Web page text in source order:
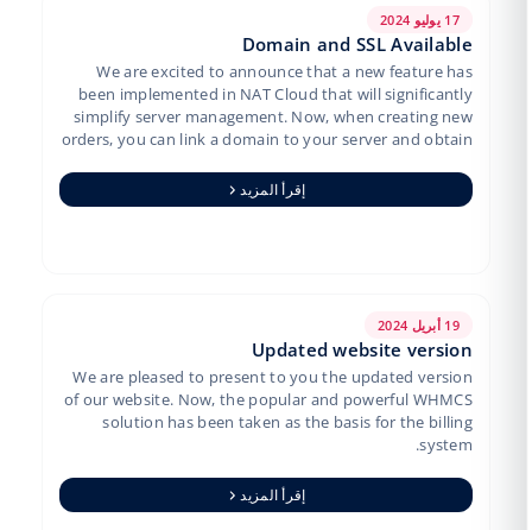
17 يوليو 2024
Domain and SSL Available
We are excited to announce that a new feature has
been implemented in NAT Cloud that will significantly
simplify server management. Now, when creating new
orders, you can link a domain to your server and obtain
إقرأ المزيد
19 أبريل 2024
Updated website version
We are pleased to present to you the updated version
of our website. Now, the popular and powerful WHMCS
solution has been taken as the basis for the billing
system.
إقرأ المزيد